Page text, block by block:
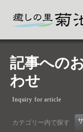
記事への
わせ
Inquiry for article
カテゴリー内で探す